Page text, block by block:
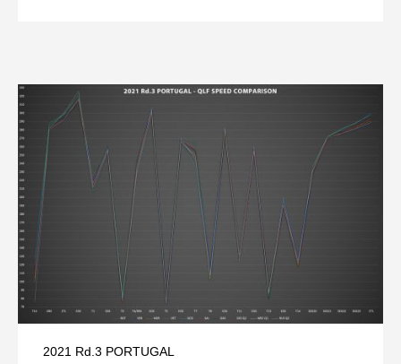
2021 Rd.3 PORTUGAL